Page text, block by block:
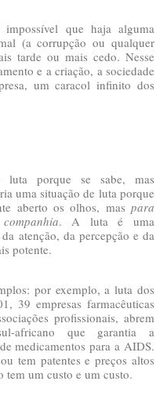
que haja alguma
(a corrupção ou qualquer
tarde ou mais cedo. Nesse
e a criação, a sociedade
um caracol infinito dos
porque se sabe, mas
uma situação de luta porque
aberto os olhos, mas para
. A luta é uma
atenção, da percepção e da
potente.
por exemplo, a luta dos
39 empresas farmacêuticas
profissionais, abrem
africano que garantia a
medicamentos para a AIDS.
tem patentes e preços altos
tem um custo e um custo.